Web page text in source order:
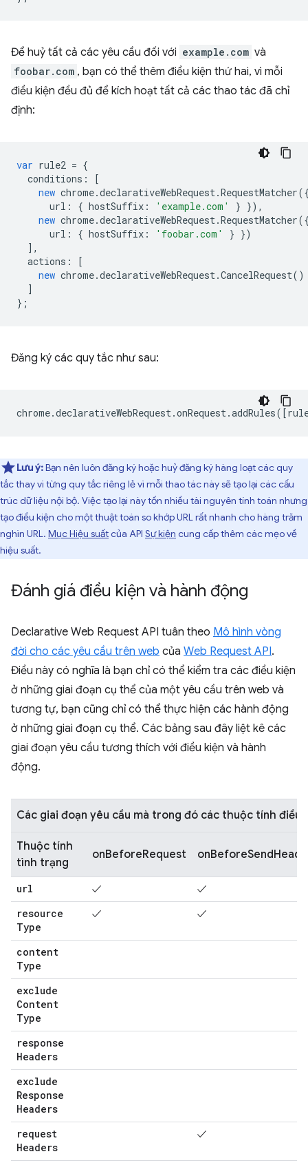
Để huỷ tất cả các yêu cầu đối với example.com và
foobar.com , bạn có thể thêm điều kiện thứ hai, vì mỗi
điều kiện đều đủ để kích hoạt tất cả các thao tác đã chỉ
định:
var rule2 = {
conditions :
[
new chrome.declarativeWebRequest.RequestMatcher
url : { hostSuffix : 'example.com' } }),
new chrome.declarativeWebRequest.RequestMatcher
url : { hostSuffix : 'foobar.com' } })
],
actions :
[
new chrome.declarativeWebRequest.CancelRequest()
]
};
Đăng ký các quy tắc như sau:
chrome.declarativeWebRequest.onRequest.addRules([
Lưu ý:Bạn nên luôn đăng ký hoặc huỷ đăng ký hàng loạt các quy
tắc thay vì từng quy tắc riêng lẻ vì mỗi thao tác này sẽ tạo lại các cấu
trúc dữ liệu nội bộ. Việc tạo lại này tốn nhiều tài nguyên tính toán nhưng
tạo điều kiện cho một thuật toán so khớp URL rất nhanh cho hàng trăm
nghìn URL. Mục Hiệu suấtcủa API Sự kiện cung cấp thêm các mẹo về
hiệu suất.
Đánh giá điều kiện và hành động
Declarative Web Request API tuân theo Mô hình vòng
đời cho các yêu cầu trên web của Web Request API.
Điều này có nghĩa là bạn chỉ có thể kiểm tra các điều kiện
ở những giai đoạn cụ thể của một yêu cầu trên web và
tương tự, bạn cũng chỉ có thể thực hiện các hành động
ở những giai đoạn cụ thể. Các bảng sau đây liệt kê các
giai đoạn yêu cầu tương thích với điều kiện và hành
động.
Các giai đoạn yêu cầu mà trong đó các thuộc tính điều
Thuộc tính
tình trạng
onBeforeRequest
url ✓ ✓
resource
Type
✓ ✓
content
Type
exclude
Content
Type
response
Headers
exclude
Response
Headers
request
Headers
✓